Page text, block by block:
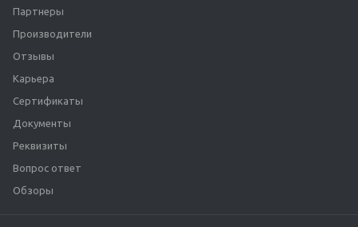
Партнеры
Производители
Отзывы
Карьера
Сертификаты
Документы
Реквизиты
Вопрос ответ
Обзоры